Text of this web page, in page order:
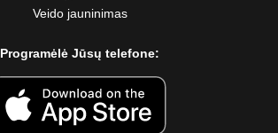
Veido jauninimas
Programėlė Jūsų telefone: